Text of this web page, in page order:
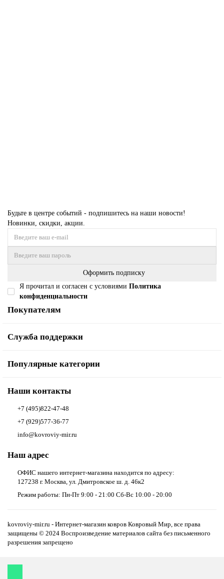
Будьте в центре событий - подпишитесь на наши новости!
Новинки, скидки, акции.
Оформить подписку
Я прочитал и согласен с условиями Политика
конфиденциальности
Покупателям
Служба поддержки
Популярные категории
Наши контакты
+7 (495)822-47-48
+7 (929)577-36-77
info@kovroviy-mir.ru
Наш адрес
ОФИС нашего интернет-магазина находится по адресу:
127238 г. Москва, ул. Дмитровское ш. д. 46к2
Режим работы: Пн-Пт 9:00 - 21:00 Сб-Вс 10:00 - 20:00
kovroviy-mir.ru - Интернет-магазин ковров Ковровый Мир, все права
защищены © 2024 Воспроизведение материалов сайта без письменного
разрешения запрещено